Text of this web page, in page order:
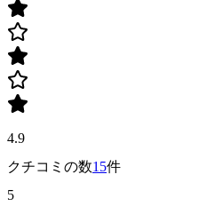
4.9
クチコミの数15件
5